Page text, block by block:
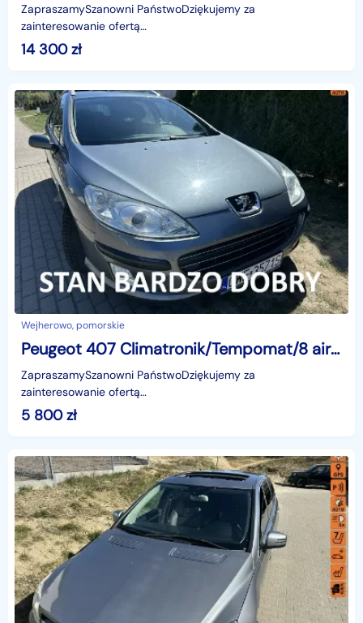
ZapraszamySzanowni PaństwoDziękujemy za
zainteresowanie ofertą
AutazEuropejskichSalonow.pl.czynne:pn-pt 9-18.sob 10-15.
Parkuje w Wejherowo,ul. Orzeszkowej 10,
14 300zł
Wejherowo, pomorskie
Peugeot 407 Climatronik/Tempomat/8 airbag/ESP/Bluetooth/Nowa turbina
ZapraszamySzanowni PaństwoDziękujemy za
zainteresowanie ofertą
AutazEuropejskichSalonow.pl.czynne:pn-pt 9-18.sob 10-15.
Parkuje w Wejherowo,ul. Orzeszkowej 10,
5 800zł